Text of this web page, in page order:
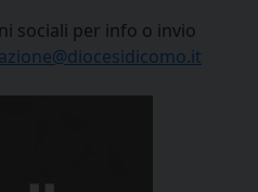
sociali per info o invio